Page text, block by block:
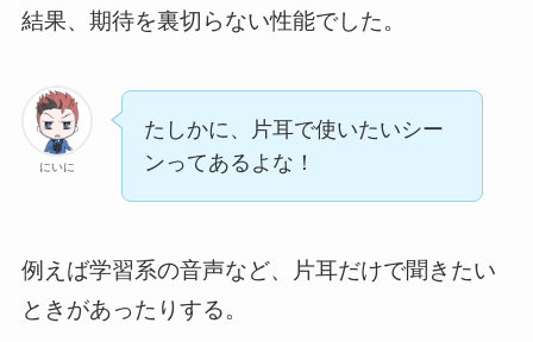
結果、期待を裏切らない性能でした。
にいに
たしかに、片耳で使いたいシー
ンってあるよな！
例えば学習系の音声など、片耳だけで聞きたい
ときがあったりする。